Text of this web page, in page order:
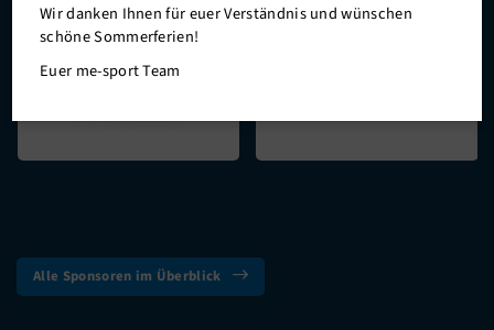
Alle Sponsoren im Überblick
Mitgliederservice
Verantwortung
Wir danken Ihnen für euer Verständnis und wünschen
schöne Sommerferien!
Euer me-sport Team